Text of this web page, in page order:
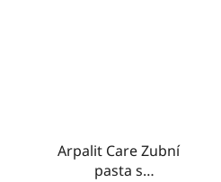
Arpalit Care Zubní
pasta s